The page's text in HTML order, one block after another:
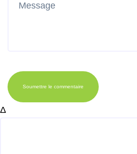
Soumettre le commentaire
Δ